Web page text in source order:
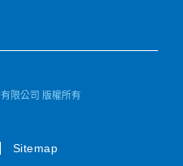
限公司 版權所有
Sitemap